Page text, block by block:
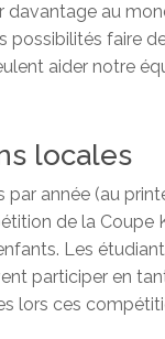
davantage au
possibilités faire
aider notre
locales
par année (au
de la Coupe
Les
participer en
lors ces